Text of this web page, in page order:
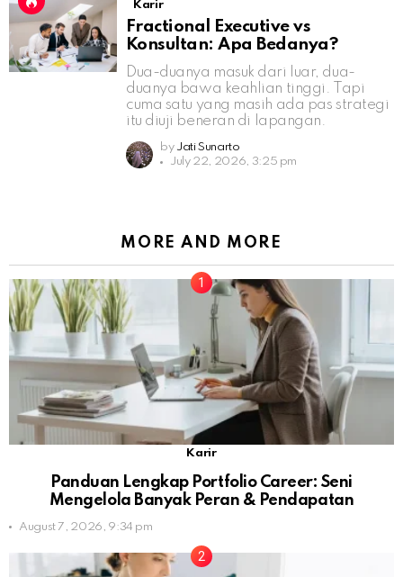
Karir
Fractional Executive vs
Konsultan: Apa Bedanya?
Dua-duanya masuk dari luar, dua-
duanya bawa keahlian tinggi. Tapi
cuma satu yang masih ada pas strategi
itu diuji beneran di lapangan.
by Jati Sunarto
July 22, 2026, 3:25 pm
MORE AND MORE
Karir
Panduan Lengkap Portfolio Career: Seni
Mengelola Banyak Peran & Pendapatan
August 7, 2026, 9:34 pm